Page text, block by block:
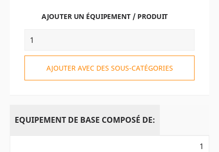
AJOUTER UN ÉQUIPEMENT / PRODUIT
AJOUTER AVEC DES SOUS-CATÉGORIES
EQUIPEMENT DE BASE COMPOSÉ DE:
1